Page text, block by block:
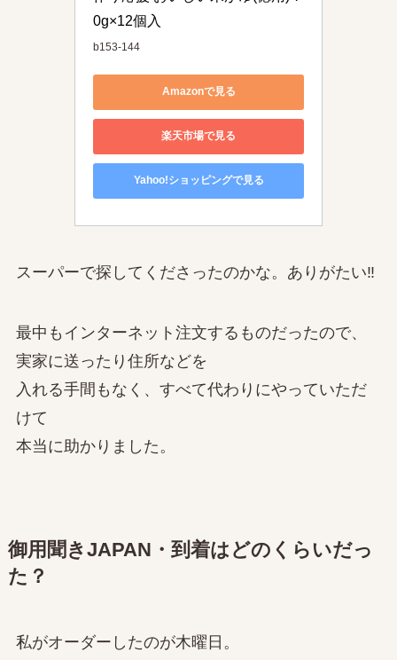
0g×12個入
b153-144
Amazonで見る
楽天市場で見る
Yahoo!ショッピングで見る
スーパーで探してくださったのかな。ありがたい‼
最中もインターネット注文するものだったので、
実家に送ったり住所などを
入れる手間もなく、すべて代わりにやっていただ
けて
本当に助かりました。
御用聞きJAPAN・到着はどのくらいだっ
た？
私がオーダーしたのが木曜日。